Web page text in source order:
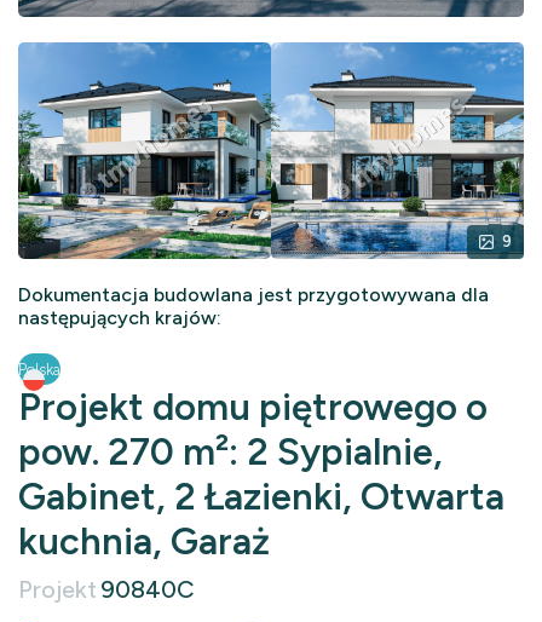
9
Dokumentacja budowlana jest przygotowywana dla
następujących krajów:
Polska
Projekt domu piętrowego o
pow. 270 m²: 2 Sypialnie,
Gabinet, 2 Łazienki, Otwarta
kuchnia, Garaż
Projekt 90840C